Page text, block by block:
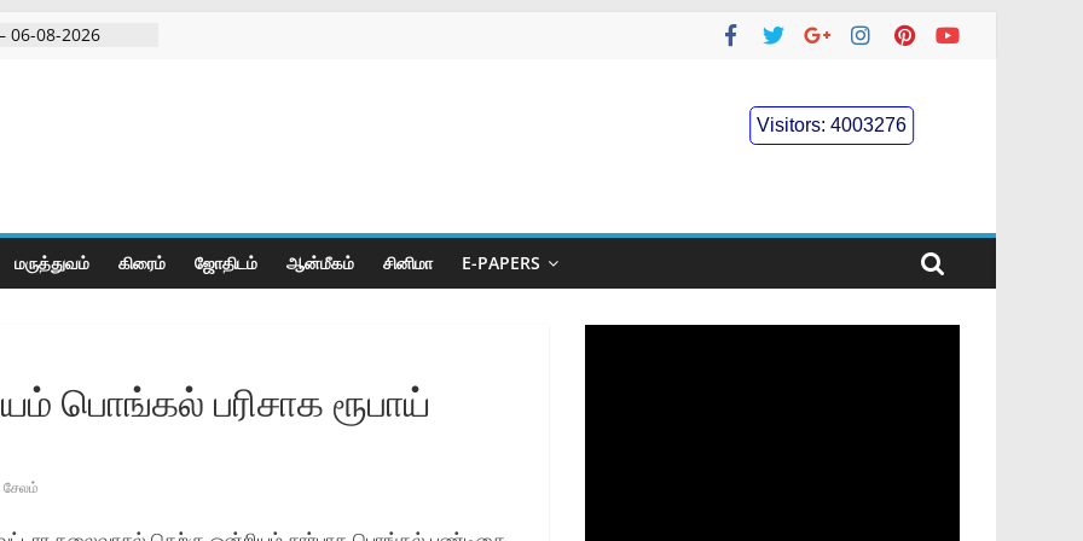
06-08-2026
Visitors:4003276
மருத்துவம் கிரைம் ஜோ‌திட‌ம் ஆன்மீகம் சினிமா E-PAPERS
பொங்கல் பரிசாக ரூபாய்
சேலம்